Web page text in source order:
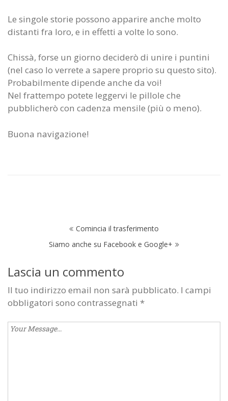
Le singole storie possono apparire anche molto
distanti fra loro, e in effetti a volte lo sono.
Chissà, forse un giorno deciderò di unire i puntini
(nel caso lo verrete a sapere proprio su questo sito).
Probabilmente dipende anche da voi!
Nel frattempo potete leggervi le pillole che
pubblicherò con cadenza mensile (più o meno).
Buona navigazione!
Navigazione
articoli
Comincia il trasferimento
Siamo anche su Facebook e Google+
Lascia un commento
Il tuo indirizzo email non sarà pubblicato. I campi
obbligatori sono contrassegnati *